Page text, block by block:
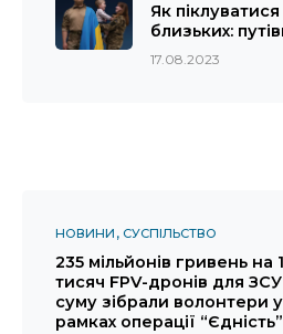
Як
близьких:
17.08.2023
НОВИНИ СУСПІЛЬСТВО
235 мільйонів гривень на
тисяч FPV-дронів для ЗСУ
суму зібрали волонтери у
рамках операції “Єдність”